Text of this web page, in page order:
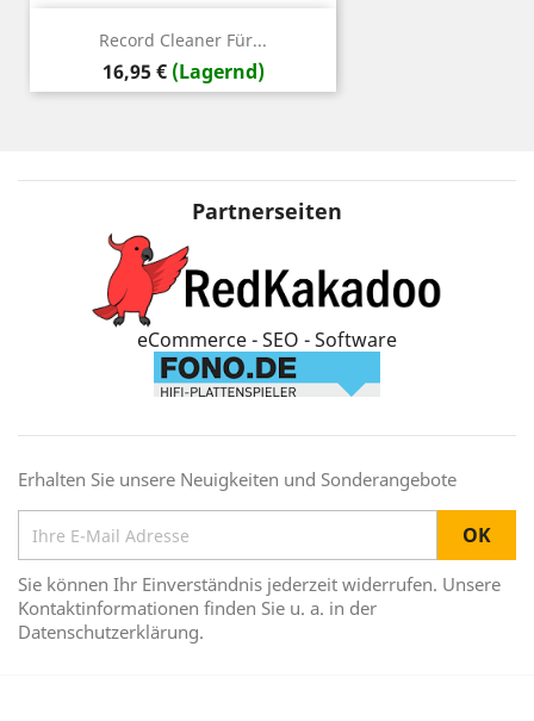
Record Cleaner Für...
Preis
16,95 € (Lagernd)
Partnerseiten
eCommerce - SEO - Software
Erhalten Sie unsere Neuigkeiten und Sonderangebote
Sie können Ihr Einverständnis jederzeit widerrufen. Unsere
Kontaktinformationen finden Sie u. a. in der
Datenschutzerklärung.